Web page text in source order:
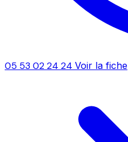
05 53 02 24 24 Voir la fiche